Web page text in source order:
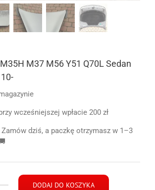
M37 M56 Y51 Q70L Sedan
wcześniejszej wpłacie 200 zł
Zamów dziś, a paczkę otrzymasz w 1–3
DODAJ DO KOSZYKA